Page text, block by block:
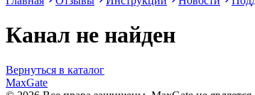
Канал не найден
Вернуться в каталог
MaxGate